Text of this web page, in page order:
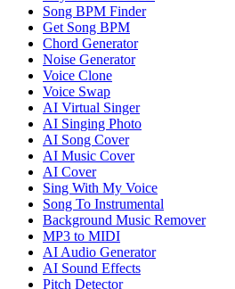
Song BPM Finder
Get Song BPM
Chord Generator
Noise Generator
Voice Clone
Voice Swap
AI Virtual Singer
AI Singing Photo
AI Song Cover
AI Music Cover
AI Cover
Sing With My Voice
Song To Instrumental
Background Music Remover
MP3 to MIDI
AI Audio Generator
AI Sound Effects
Pitch Detector